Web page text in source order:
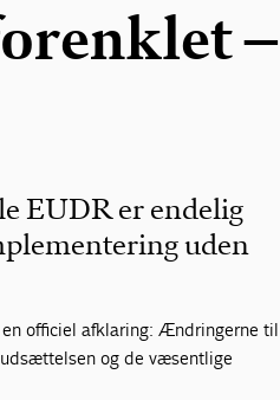
–
EUDR er endelig
uden
officiel afklaring: Ændringerne til
og de væsentlige